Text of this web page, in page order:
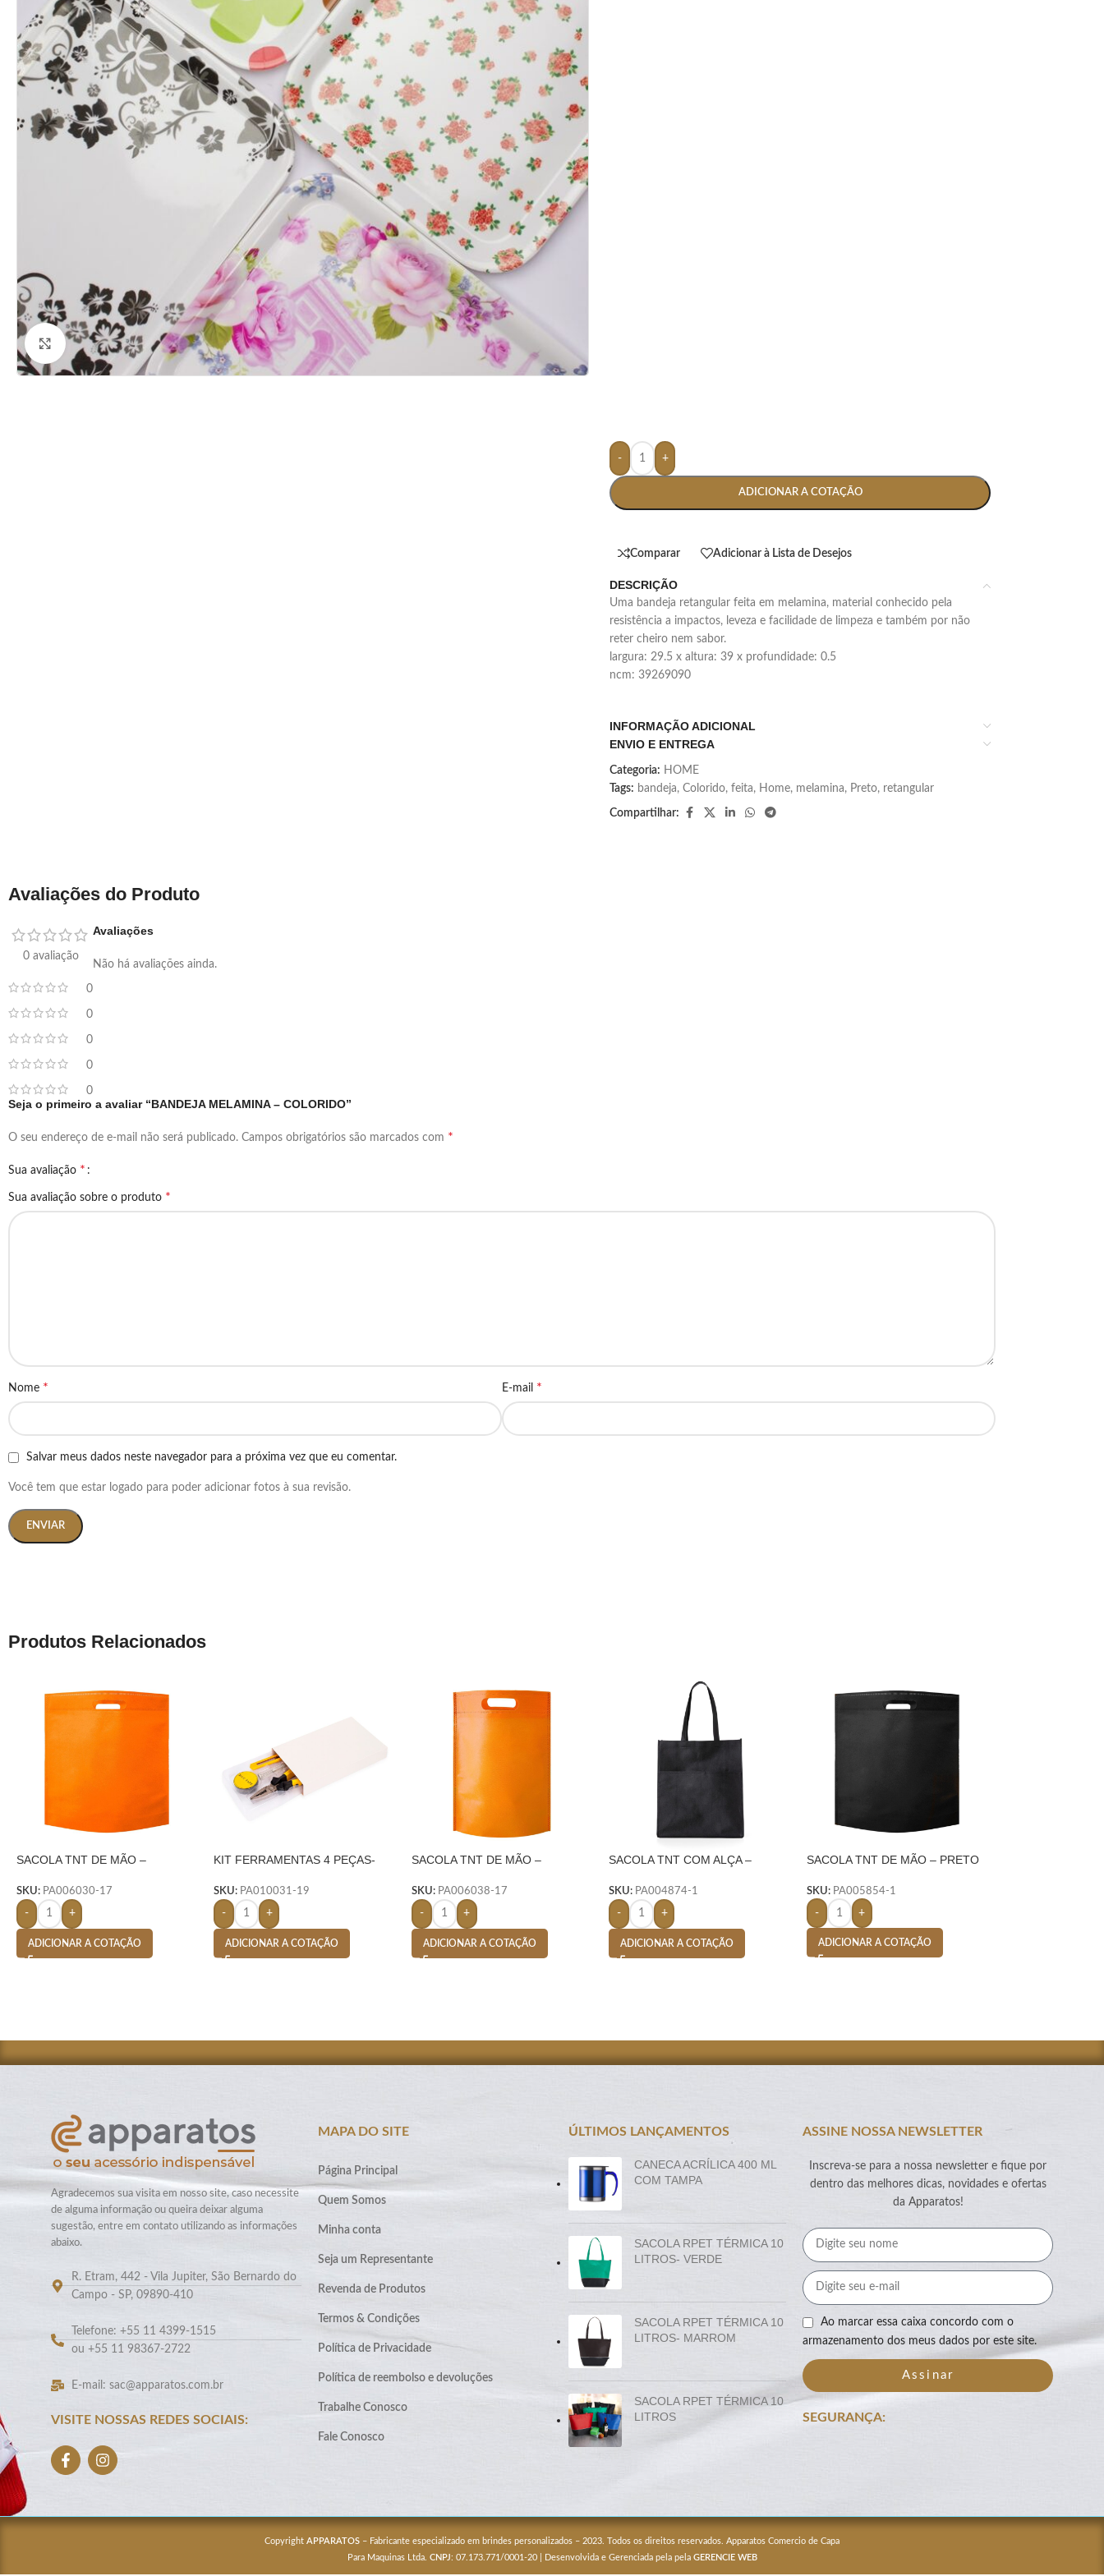
Clique para ampliar
- +
ADICIONAR A COTAÇÃO
Comparar Adicionar à Lista de Desejos
DESCRIÇÃO
uma bandeja retangular feita em melamina, material conhecido pela
resistência a impactos, leveza e facilidade de limpeza e também por não
reter cheiro nem sabor.
largura: 29.5 x altura: 39 x profundidade: 0.5
ncm: 39269090
INFORMAÇÃO ADICIONAL
ENVIO E ENTREGA
Categoria: HOME
Tags: bandeja, Colorido, feita, Home, melamina, Preto, retangular
Compartilhar:
Avaliações do Produto
0 avaliação
0
0
0
0
0
Avaliações
Não há avaliações ainda.
Seja o primeiro a avaliar “BANDEJA MELAMINA – COLORIDO”
O seu endereço de e-mail não será publicado. Campos obrigatórios são marcados com *
Sua avaliação *
Sua avaliação sobre o produto *
Nome * E-mail *
Salvar meus dados neste navegador para a próxima vez que eu comentar.
Você tem que estar logado para poder adicionar fotos à sua revisão.
Produtos Relacionados
SACOLA TNT DE MÃO –
SKU: PA006030-17
- +
ADICIONAR A COTAÇÃO
KIT FERRAMENTAS 4 PEÇAS-
SKU: PA010031-19
- +
ADICIONAR A COTAÇÃO
SACOLA TNT DE MÃO –
SKU: PA006038-17
- +
ADICIONAR A COTAÇÃO
SACOLA TNT COM ALÇA –
SKU: PA004874-1
- +
ADICIONAR A COTAÇÃO
SACOLA TNT DE MÃO – PRETO
SKU: PA005854-1
- +
ADICIONAR A COTAÇÃO
Agradecemos sua visita em nosso site, caso necessite
de alguma informação ou queira deixar alguma
sugestão, entre em contato utilizando as informações
abaixo.
R. Etram, 442 - Vila Jupiter, São Bernardo do
Campo - SP, 09890-410
Telefone: +55 11 4399-1515
ou +55 11 98367-2722
E-mail: sac@apparatos.com.br
VISITE NOSSAS REDES SOCIAIS:
MAPA DO SITE
Página Principal
Quem Somos
Minha conta
Seja um Representante
Revenda de Produtos
Termos & Condições
Política de Privacidade
Política de reembolso e devoluções
Trabalhe Conosco
Fale Conosco
ÚLTIMOS LANÇAMENTOS
CANECA ACRÍLICA 400 ML
COM TAMPA
SACOLA RPET TÉRMICA 10
LITROS- VERDE
SACOLA RPET TÉRMICA 10
LITROS- MARROM
SACOLA RPET TÉRMICA 10
LITROS
ASSINE NOSSA NEWSLETTER
Inscreva-se para a nossa newsletter e fique por
dentro das melhores dicas, novidades e ofertas
da Apparatos!
Ao marcar essa caixa concordo com o
armazenamento dos meus dados por este site.
Assinar
SEGURANÇA:
Copyright APPARATOS – Fabricante especializado em brindes personalizados – 2023. Todos os direitos reservados. Apparatos Comercio de Capa
Para Maquinas Ltda. CNPJ: 07.173.771/0001-20 | Desenvolvida e Gerenciada pela pela GERENCIE WEB